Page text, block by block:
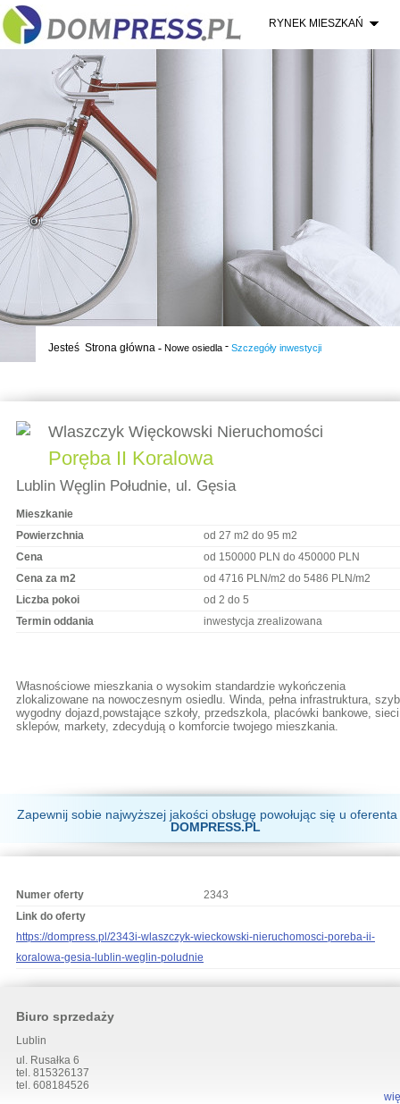
RYNEK MIESZKAŃ
Jesteś Strona główna - Nowe osiedla - Szczegóły inwestycji
Wlaszczyk Więckowski Nieruchomości
Poręba II Koralowa
Lublin Węglin Południe, ul. Gęsia
Mieszkanie
Powierzchnia
od 27 m2 do 95 m2
Cena
od 150000 PLN do 450000 PLN
Cena za m2
od 4716 PLN/m2 do 5486 PLN/m2
Liczba pokoi
od 2 do 5
Termin oddania
inwestycja zrealizowana
Własnościowe mieszkania o wysokim standardzie wykończenia
zlokalizowane na nowoczesnym osiedlu. Winda, pełna infrastruktura,
wygodny dojazd,powstające szkoły, przedszkola, placówki bankowe, sieci
sklepów, markety, zdecydują o komforcie twojego mieszkania.
Zapewnij sobie najwyższej jakości obsługę powołując się u oferenta
DOMPRESS.PL
Numer oferty
2343
Link do oferty
https://dompress.pl/2343i-wlaszczyk-wieckowski-nieruchomosci-poreba-ii-
koralowa-gesia-lublin-weglin-poludnie
Biuro sprzedaży
Lublin
ul. Rusałka 6
tel. 815326137
tel. 608184526